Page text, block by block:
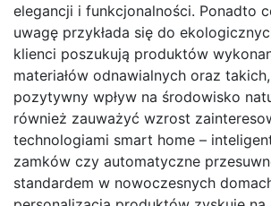
elegancji i funkcjonalności. Ponadto
uwagę przykłada się do
klienci poszukują produktów
materiałów odnawialnych oraz
pozytywny wpływ na środowisko
również zauważyć wzrost
technologiami smart home –
zamków czy automatyczne
standardem w nowoczesnych